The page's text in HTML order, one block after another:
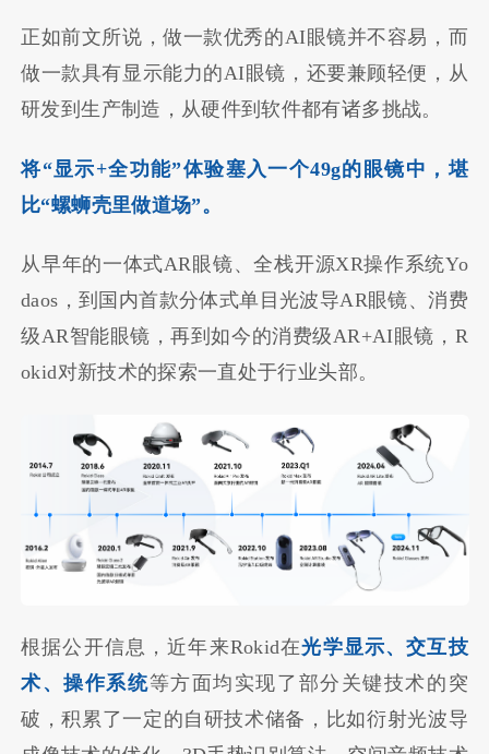
正如前文所说，做一款优秀的AI眼镜并不容易，而
做一款具有显示能力的AI眼镜，还要兼顾轻便，从
研发到生产制造，从硬件到软件都有诸多挑战。
将“显示+全功能”体验塞入一个49g的眼镜中，堪
比“螺蛳壳里做道场”。
从早年的一体式AR眼镜、全栈开源XR操作系统Yo
daos，到国内首款分体式单目光波导AR眼镜、消费
级AR智能眼镜，再到如今的消费级AR+AI眼镜，R
okid对新技术的探索一直处于行业头部。
根据公开信息，近年来Rokid在光学显示、交互技
术、操作系统等方面均实现了部分关键技术的突
破，积累了一定的自研技术储备，比如衍射光波导